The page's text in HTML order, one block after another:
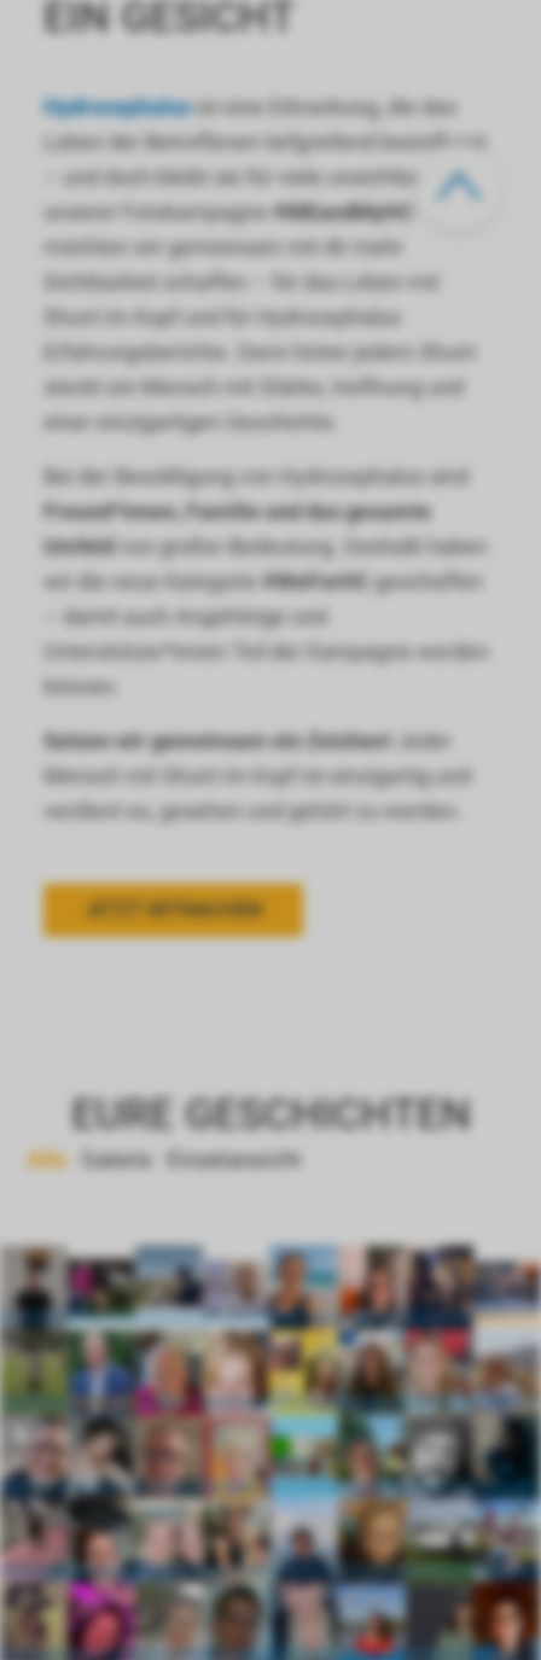
EIN GESICHT
Hydrocephalusist eine Erkrankung, die das
Leben der Betroffenen tiefgreifend beeinflusst
– und doch bleibt sie für viele unsichtbar. Mit
unserer Fotokampagne
#MEandMyHC
möchten wir gemeinsam mit dir mehr
Sichtbarkeit schaffen – für das Leben mit
Shunt im Kopf und für Hydrocephalus
Erfahrungsberichte. Denn hinter jedem Shunt
steckt ein Mensch mit Stärke, Hoffnung und
einer einzigartigen Geschichte.
Bei der Bewältigung von Hydrocephalus sind
Freund*innen, Familie und das gesamte
Umfeld von großer Bedeutung. Deshalb haben
wir die neue Kategorie
#WeForHC
geschaffen
– damit auch Angehörige und
Unterstützer*innen Teil der Kampagne werden
können.
Setzen wir gemeinsam ein Zeichen!
Jeder
Mensch mit Shunt im Kopf ist einzigartig und
verdient es, gesehen und gehört zu werden.
JETZT MITMACHEN
EURE GESCHICHTEN
Alle Galerie Einzel­ansicht